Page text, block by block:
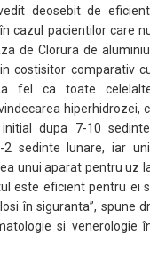
deosebit de
cazul pacientilor care
de Clorura de
costisitor comparativ
fel ca toate
hiperhidrozei,
dupa 7-10
sedinte lunare, iar
unui aparat pentru uz
este eficient pentru ei
în siguranta”, spune
si venerologie